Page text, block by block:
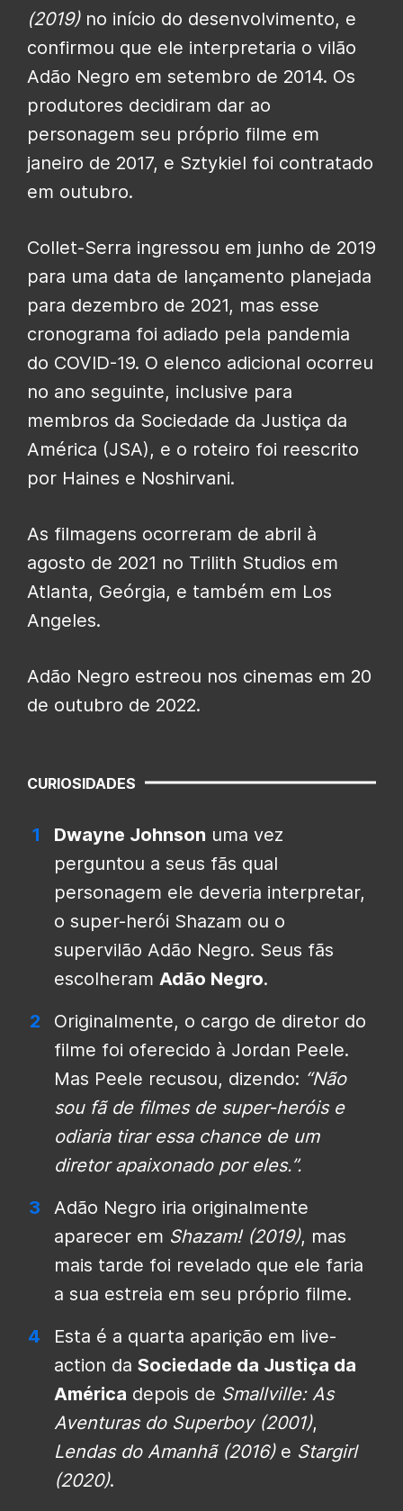
(2019)no início do desenvolvimento, e
confirmou que ele interpretaria o vilão
Adão Negro em setembro de 2014. Os
produtores decidiram dar ao
personagem seu próprio filme em
janeiro de 2017, e Sztykiel foi contratado
em outubro.
Collet-Serra ingressou em junho de 2019
para uma data de lançamento planejada
para dezembro de 2021, mas esse
cronograma foi adiado pela pandemia
do COVID-19. O elenco adicional ocorreu
no ano seguinte, inclusive para
membros da Sociedade da Justiça da
América (JSA), e o roteiro foi reescrito
por Haines e Noshirvani.
As filmagens ocorreram de abril à
agosto de 2021 no Trilith Studios em
Atlanta, Geórgia, e também em Los
Angeles.
Adão Negro estreou nos cinemas em 20
de outubro de 2022.
CURIOSIDADES
Dwayne Johnson uma vez
perguntou a seus fãs qual
personagem ele deveria interpretar,
o super-herói Shazam ou o
supervilão Adão Negro. Seus fãs
escolheram Adão Negro.
Originalmente, o cargo de diretor do
filme foi oferecido à Jordan Peele.
Mas Peele recusou, dizendo: “Não
sou fã de filmes de super-heróis e
odiaria tirar essa chance de um
diretor apaixonado por eles.”.
Adão Negro iria originalmente
aparecer em Shazam! (2019), mas
mais tarde foi revelado que ele faria
a sua estreia em seu próprio filme.
Esta é a quarta aparição em live-
action da Sociedade da Justiça da
América depois de Smallville: As
Aventuras do Superboy (2001),
Lendas do Amanhã (2016)e Stargirl
(2020).